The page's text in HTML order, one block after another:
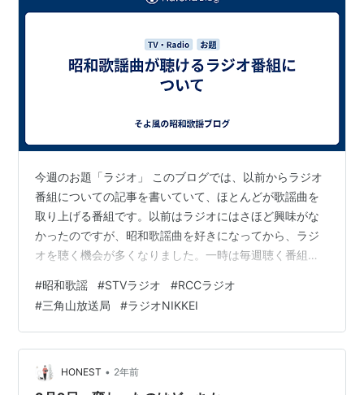
今週のお題「ラジオ」 このブログでは、以前からラジオ
番組についての記事を書いていて、ほとんどが歌謡曲を
取り上げる番組です。以前はラジオにはさほど興味がな
かったのですが、昭和歌謡曲を好きになってから、ラジ
オを聴く機会が多くなりました。一時は毎週聴く番組が
SNSで情報を追うのに疲れてしまい、今は気が向いたら
聴く程度です。今まで書いてきたラジオ番組についての
記事を貼っておきますので、よろしければ読んでみてく
ださい。 STVラジオ「リクエストプラザ」について - そ
よ風の昭和歌謡ブログ 70年代から90年代の歌謡曲、J-
POPを3時間厳選かけ流し～STV…
#昭和歌謡 #STVラジオ #RCCラジオ
#三角山放送局 #ラジオNIKKEI
HONEST • 2年前